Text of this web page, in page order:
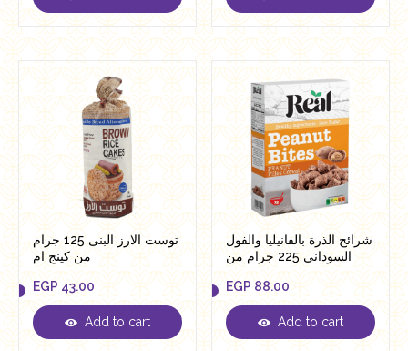
توست الارز البنى 125 جرام
من كينج ام
EGP 43.00
EGP 43.00
Add to cart
شرائح الذرة بالفانيليا والفول
السوداني 225 جرام من
ريال
EGP 88.00
EGP 88.00
Add to cart